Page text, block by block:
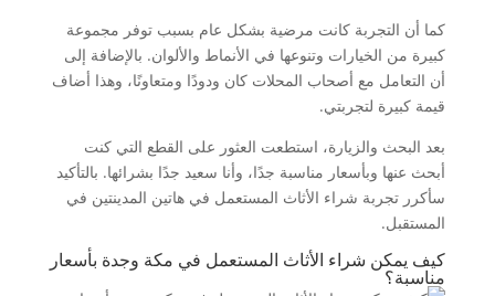
كما أن التجربة كانت مرضية بشكل عام بسبب توفر مجموعة
كبيرة من الخيارات وتنوعها في الأنماط والألوان. بالإضافة إلى
أن التعامل مع أصحاب المحلات كان ودودًا ومتعاونًا، وهذا أضاف
قيمة كبيرة لتجربتي.
بعد البحث والزيارة، استطعت العثور على القطع التي كنت
أبحث عنها وبأسعار مناسبة جدًا، وأنا سعيد جدًا بشرائها. بالتأكيد
سأكرر تجربة شراء الأثاث المستعمل في هاتين المدينتين في
المستقبل.
كيف يمكن شراء الأثاث المستعمل في مكة وجدة بأسعار
مناسبة؟